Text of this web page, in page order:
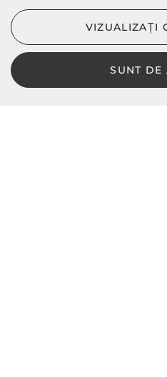
LBD © 2024 - Toate
SUNT DE
VIZUALIZAȚI